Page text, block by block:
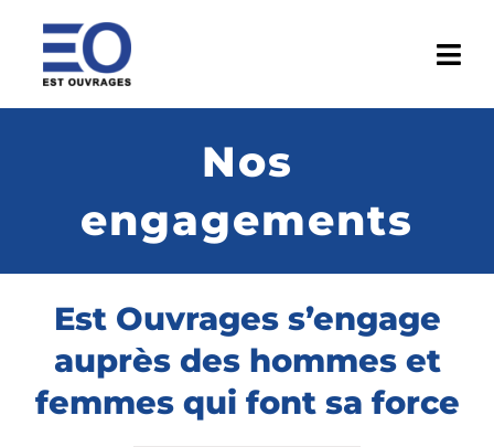
contenu
RÉALISATIONS
MÉDIATHÈQUE
Nos
engagements
Est Ouvrages s’engage
auprès des hommes et
femmes qui font sa force